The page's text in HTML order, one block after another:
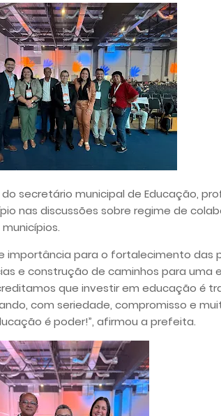
secretário municipal de Educação,
nas discussões sobre regime de
importância para o fortalecimento das
e construção de caminhos para uma
que investir em educação é
com seriedade, compromisso e
é poder!”, afirmou a prefeita.